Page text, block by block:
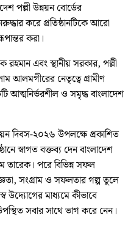
পল্লী উন্নয়ন বোর্ডের
করে প্রতিষ্ঠানটিকে আরো
করা।
রহমান এবং স্থানীয় সরকার, পল্লী
আলমগীরের নেতৃত্বে গ্রামীণ
আত্মনির্ভরশীল ও সমৃদ্ধ বাংলাদেশ
দিবস-২০২৬ উপলক্ষে প্রকাশিত
স্বাগত বক্তব্য দেন বাংলাদেশ
তারেক। পরে বিভিন্ন সফল
সংগ্রাম ও সফলতার গল্প তুলে
উদ্যোগের মাধ্যমে কীভাবে
সবার সাথে ভাগ করে নেন।